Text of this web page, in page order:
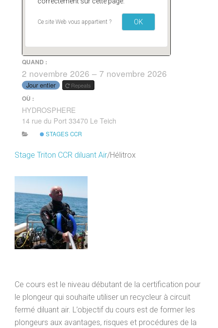
Ce site Web vous appartient ? OK
QUAND :
2 novembre 2026 – 7 novembre 2026
Jour entier Repeats
OÙ :
HYDROSPHERE
14 rue du Port 33470 Le Teich
STAGES CCR
Stage Triton CCR diluant Air/Hélitrox
Ce cours est le niveau débutant de la certification pour
le plongeur qui souhaite utiliser un recycleur à circuit
fermé diluant air. L’objectif du cours est de former les
plongeurs aux avantages, risques et procédures de la